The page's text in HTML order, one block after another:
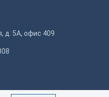
д. 5А, офис 409